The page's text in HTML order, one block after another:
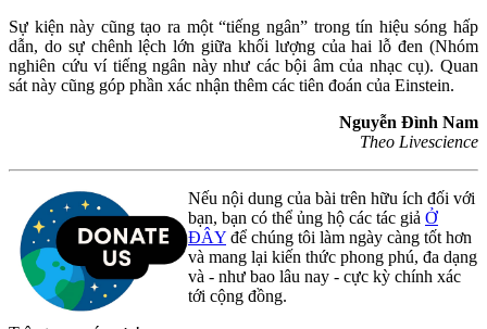
Sự kiện này cũng tạo ra một “tiếng ngân” trong tín hiệu sóng hấp
dẫn, do sự chênh lệch lớn giữa khối lượng của hai lỗ đen (Nhóm
nghiên cứu ví tiếng ngân này như các bội âm của nhạc cụ). Quan
sát này cũng góp phần xác nhận thêm các tiên đoán của Einstein.
Nguyễn Đình Nam
Theo Livescience
Nếu nội dung của bài trên hữu ích đối với
bạn, bạn có thể ủng hộ các tác giả Ở
ĐÂY để chúng tôi làm ngày càng tốt hơn
và mang lại kiến thức phong phú, đa dạng
và - như bao lâu nay - cực kỳ chính xác
tới cộng đồng.